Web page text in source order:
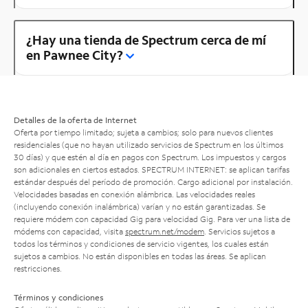
¿Hay una tienda de Spectrum cerca de mí
en Pawnee City?
Detalles de la oferta de Internet
Oferta por tiempo limitado; sujeta a cambios; solo para nuevos clientes
residenciales (que no hayan utilizado servicios de Spectrum en los últimos
30 días) y que estén al día en pagos con Spectrum. Los impuestos y cargos
son adicionales en ciertos estados. SPECTRUM INTERNET: se aplican tarifas
estándar después del período de promoción. Cargo adicional por instalación.
Velocidades basadas en conexión alámbrica. Las velocidades reales
(incluyendo conexión inalámbrica) varían y no están garantizadas. Se
requiere módem con capacidad Gig para velocidad Gig. Para ver una lista de
módems con capacidad, visita spectrum.net/modem . Servicios sujetos a
todos los términos y condiciones de servicio vigentes, los cuales están
sujetos a cambios. No están disponibles en todas las áreas. Se aplican
restricciones.
Términos y condiciones